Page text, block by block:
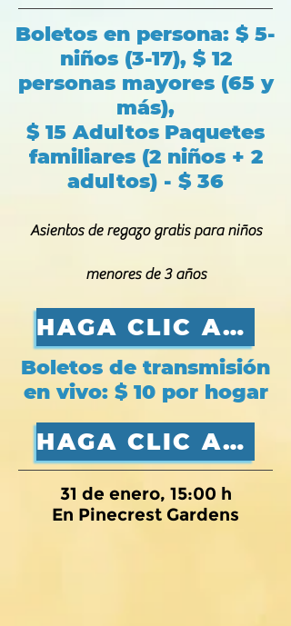
Boletos en persona: $ 5-
niños (3-17), $ 12
personas mayores (65 y
más),
$ 15 Adultos Paquetes
familiares (2 niños + 2
adultos) - $ 36
Asientos de regazo gratis para niños
menores de 3 años
HAGA CLIC AQUÍ PARA OBTENER BOLETOS EN PERSONA
Boletos de transmisión
en vivo: $ 10 por hogar
HAGA CLIC AQUÍ PARA OBTENER ENTRADAS EN LIVESTREAM
31 de enero, 15:00 h
En Pinecrest Gardens